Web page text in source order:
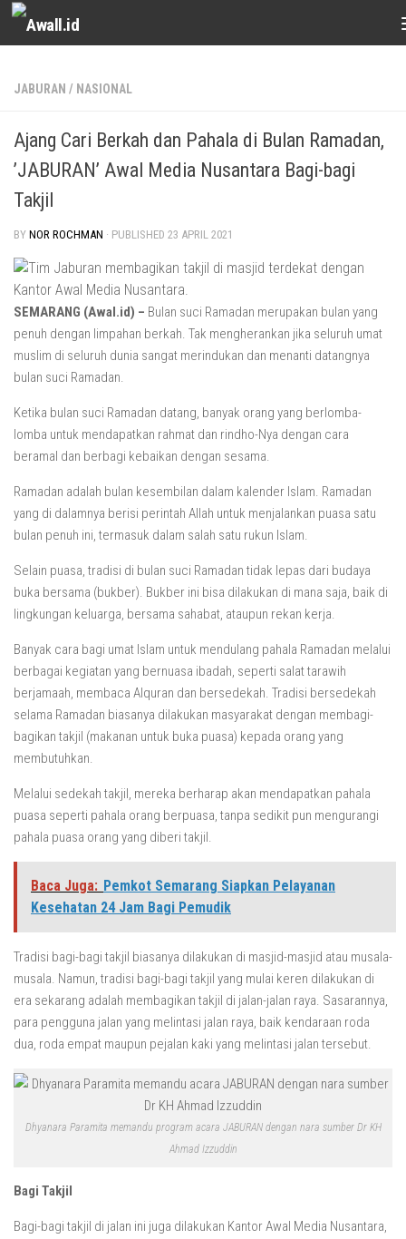
Skip to content
JABURAN / NASIONAL
Ajang Cari Berkah dan Pahala di Bulan Ramadan,
’JABURAN’ Awal Media Nusantara Bagi-bagi
Takjil
BY NOR ROCHMAN · PUBLISHED 23 APRIL 2021
SEMARANG (Awal.id) – Bulan suci Ramadan merupakan bulan yang
penuh dengan limpahan berkah. Tak mengherankan jika seluruh umat
muslim di seluruh dunia sangat merindukan dan menanti datangnya
bulan suci Ramadan.
Ketika bulan suci Ramadan datang, banyak orang yang berlomba-
lomba untuk mendapatkan rahmat dan rindho-Nya dengan cara
beramal dan berbagi kebaikan dengan sesama.
Ramadan adalah bulan kesembilan dalam kalender Islam. Ramadan
yang di dalamnya berisi perintah Allah untuk menjalankan puasa satu
bulan penuh ini, termasuk dalam salah satu rukun Islam.
Selain puasa, tradisi di bulan suci Ramadan tidak lepas dari budaya
buka bersama (bukber). Bukber ini bisa dilakukan di mana saja, baik di
lingkungan keluarga, bersama sahabat, ataupun rekan kerja.
Banyak cara bagi umat Islam untuk mendulang pahala Ramadan melalui
berbagai kegiatan yang bernuasa ibadah, seperti salat tarawih
berjamaah, membaca Alquran dan bersedekah. Tradisi bersedekah
selama Ramadan biasanya dilakukan masyarakat dengan membagi-
bagikan takjil (makanan untuk buka puasa) kepada orang yang
membutuhkan.
Melalui sedekah takjil, mereka berharap akan mendapatkan pahala
puasa seperti pahala orang berpuasa, tanpa sedikit pun mengurangi
pahala puasa orang yang diberi takjil.
Baca Juga: Pemkot Semarang Siapkan Pelayanan
Kesehatan 24 Jam Bagi Pemudik
Tradisi bagi-bagi takjil biasanya dilakukan di masjid-masjid atau musala-
musala. Namun, tradisi bagi-bagi takjil yang mulai keren dilakukan di
era sekarang adalah membagikan takjil di jalan-jalan raya. Sasarannya,
para pengguna jalan yang melintasi jalan raya, baik kendaraan roda
dua, roda empat maupun pejalan kaki yang melintasi jalan tersebut.
Dhyanara Paramita memandu program acara JABURAN dengan nara sumber Dr KH
Ahmad Izzuddin
Bagi Takjil
Bagi-bagi takjil di jalan ini juga dilakukan Kantor Awal Media Nusantara,